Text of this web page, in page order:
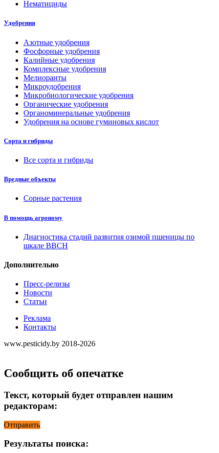
Нематициды
Удобрения
Азотные удобрения
Фосфорные удобрения
Калийные удобрения
Комплексные удобрения
Мелиоранты
Микроудобрения
Микробиологические удобрения
Органические удобрения
Органоминеральные удобрения
Удобрения на основе гуминовых кислот
Сорта и гибриды
Все сорта и гибриды
Вредные объекты
Сорные растения
В помощь агроному
Диагностика стадий развития озимой пшеницы по
шкале ВВСН
Дополнительно
Пресс-релизы
Новости
Статьи
Реклама
Контакты
www.pesticidy.by 2018-2026
Сообщить об опечатке
Текст, который будет отправлен нашим
редакторам:
Отправить
Результаты поиска: